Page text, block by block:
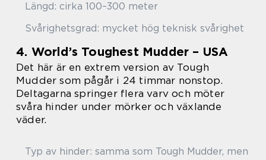
Längd: cirka 100–300 meter
Svårighetsgrad: mycket hög teknisk svårighet
4. World’s Toughest Mudder – USA
Det här är en extrem version av Tough
Mudder som pågår i 24 timmar nonstop.
Deltagarna springer flera varv och möter
svåra hinder under mörker och växlande
väder.
Typ av hinder: samma som Tough Mudder, men